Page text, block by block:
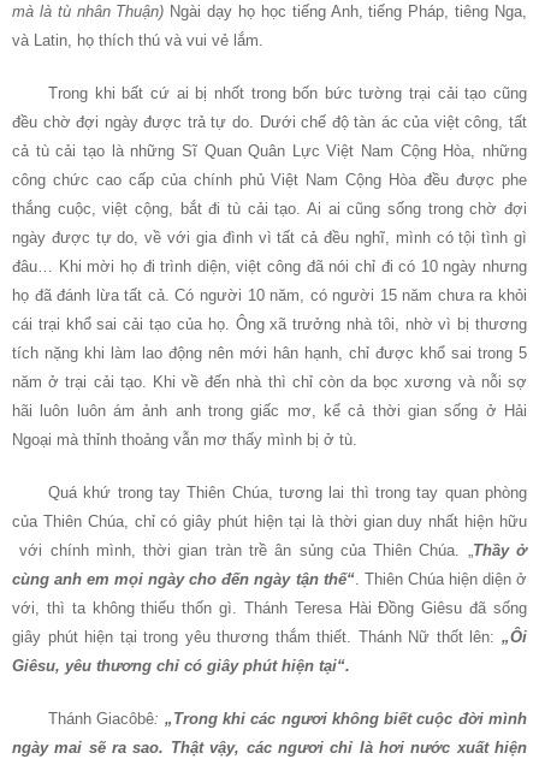
mà là tù nhân Thuận) Ngài dạy họ học tiếng Anh, tiếng Pháp, tiêng Nga,
và Latin, họ thích thú và vui vẻ lắm.
Trong khi bất cứ ai bị nhốt trong bốn bức tường trại cải tạo cũng
đều chờ đợi ngày được trả tự do. Dưới chế độ tàn ác của việt công, tất
cả tù cải tạo là những Sĩ Quan Quân Lực Việt Nam Cộng Hòa, những
công chức cao cấp của chính phủ Việt Nam Cộng Hòa đều được phe
thắng cuộc, việt cộng, bắt đi tù cải tạo. Ai ai cũng sống trong chờ đợi
ngày được tự do, về với gia đình vì tất cả đều nghĩ, mình có tội tình gì
đâu… Khi mời họ đi trình diện, việt công đã nói chỉ đi có 10 ngày nhưng
họ đã đánh lừa tất cả. Có người 10 năm, có người 15 năm chưa ra khỏi
cái trại khổ sai cải tạo của họ. Ông xã trưởng nhà tôi, nhờ vì bị thương
tích nặng khi làm lao động nên mới hân hạnh, chỉ được khổ sai trong 5
năm ở trại cải tạo. Khi về đến nhà thì chỉ còn da bọc xương và nỗi sợ
hãi luôn luôn ám ảnh anh trong giấc mơ, kể cả thời gian sống ở Hải
Ngoại mà thỉnh thoảng vẫn mơ thấy mình bị ở tù.
Quá khứ trong tay Thiên Chúa, tương lai thì trong tay quan phòng
của Thiên Chúa, chỉ có giây phút hiện tại là thời gian duy nhất hiện hữu
với chính mình, thời gian tràn trề ân sủng của Thiên Chúa. „Thầy ở
cùng anh em mọi ngày cho đến ngày tận thế“. Thiên Chúa hiện diện ở
với, thì ta không thiếu thốn gì. Thánh Teresa Hài Đồng Giêsu đã sống
giây phút hiện tại trong yêu thương thắm thiết. Thánh Nữ thốt lên: „Ôi
Giêsu, yêu thương chỉ có giây phút hiện tại“.
Thánh Giacôbê: „Trong khi các ngươi không biết cuộc đời mình
ngày mai sẽ ra sao. Thật vậy, các ngươi chỉ là hơi nước xuất hiện